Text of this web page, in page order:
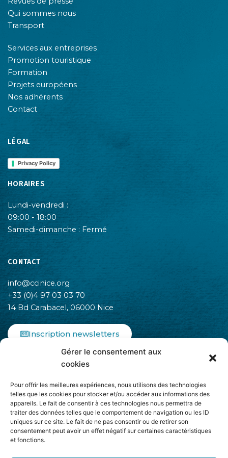
Gérer le consentement aux
cookies
Pour offrir les meilleures expériences, nous utilisons des technologies
telles que les cookies pour stocker et/ou accéder aux informations des
appareils. Le fait de consentir à ces technologies nous permettra de
traiter des données telles que le comportement de navigation ou les ID
uniques sur ce site. Le fait de ne pas consentir ou de retirer son
consentement peut avoir un effet négatif sur certaines caractéristiques
et fonctions.
Qui sommes nous
Transport
Services aux entreprises
Promotion touristique
Formation
Projets européens
Nos adhérents
Contact
LÉGAL
Privacy Policy
HORAIRES
Lundi-vendredi :
09:00 - 18:00
Samedi-dimanche : Fermé
CONTACT
info@ccinice.org
+33 (0)4 97 03 03 70
14 Bd Carabacel, 06000 Nice
Inscription newsletters
e
b
o
o
k
-
t
a
g
r
a
m
L
i
k
e
d
i
n